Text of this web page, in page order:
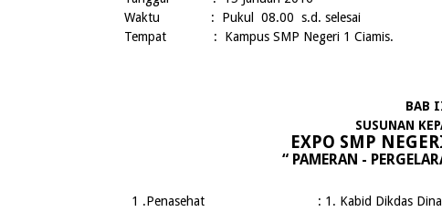
Waktu : Pukul 08.00 s.d. selesai
Tempat : Kampus SMP Negeri 1 Ciamis.
BAB
SUSUNAN
EXPO SMP
“ PAMERAN -
1 .Penasehat : 1. Kabid Dikdas Dinas